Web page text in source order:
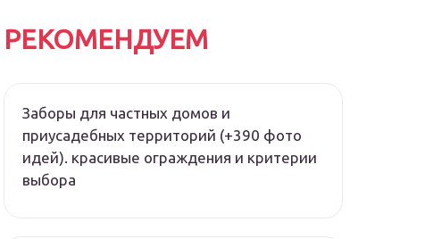
РЕКОМЕНДУЕМ
Заборы для частных домов и
приусадебных территорий (+390 фото
идей). красивые ограждения и критерии
выбора